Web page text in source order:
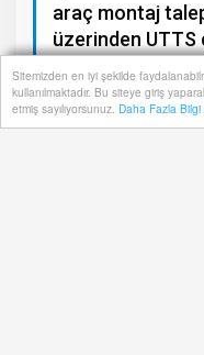
Sitemizden en iyi şekilde
kullanılmaktadır. Bu siteye giriş
etmiş sayılıyorsunuz. Daha Fazla Bilgi
araç montaj
üzerinden UTTS
Anasayfa Yazarlar